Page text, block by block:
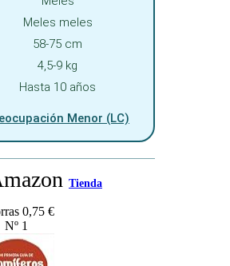
Meles meles
58-75 cm
4,5-9 kg
Hasta 10 años
Menor (LC)
Tienda
0,75 €
Nº 1